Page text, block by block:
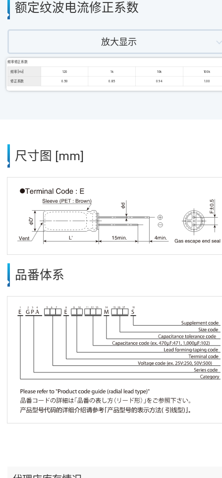
额定纹波电流修正系数
放大显示
频率修正系数
频率 [Hz] 120 1k 10k 100k
修正系数 0.50 0.85 0.94 1.00
尺寸图 [mm]
品番体系